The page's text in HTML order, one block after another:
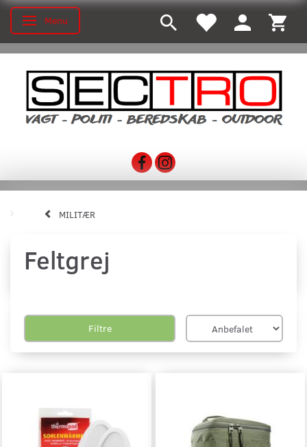
Skifte navigation
Menu
MILITÆR
Feltgrej
Filtre